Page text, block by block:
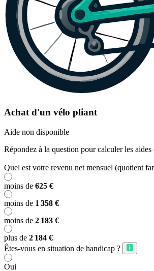
Achat d'un vélo pliant
Aide non disponible
Répondez à la question pour calculer les aides
Quel est votre revenu net mensuel (quotient
moins de 625 €
moins de 1 358 €
moins de 2 183 €
plus de 2 184 €
Êtes-vous en situation de handicap ?
Oui